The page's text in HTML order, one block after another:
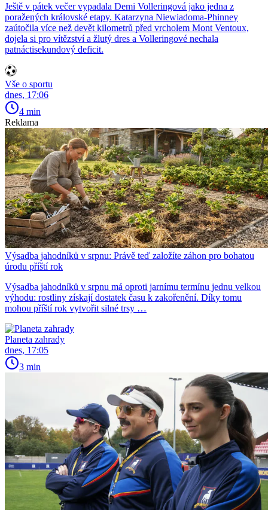
Ještě v pátek večer vypadala Demi Volleringová jako jedna z
poražených královské etapy. Katarzyna Niewiadoma-Phinney
zaútočila více než devět kilometrů před vrcholem Mont Ventoux,
dojela si pro vítězství a žlutý dres a Volleringové nechala
patnáctisekundový deficit.
Vše o sportu
dnes, 17:06
4 min
Reklama
Výsadba jahodníků v srpnu: Právě teď založíte záhon pro bohatou
úrodu příští rok
Výsadba jahodníků v srpnu má oproti jarnímu termínu jednu velkou
výhodu: rostliny získají dostatek času k zakořenění. Díky tomu
mohou příští rok vytvořit silné trsy …
Planeta zahrady
dnes, 17:05
3 min